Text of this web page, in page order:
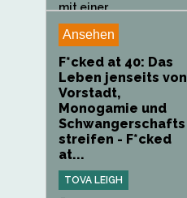
mit einer...
Ansehen
F*cked at 40: Das
Leben jenseits von
Vorstadt,
Monogamie und
Schwangerschafts
streifen - F*cked
at...
TOVA LEIGH